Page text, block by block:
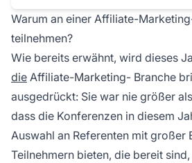
Warum an einer Affiliate-
teilnehmen?
Wie bereits erwähnt, wird dieses
die Affiliate-Marketing- Branche
ausgedrückt: Sie war nie größer
dass die Konferenzen in diesem
Auswahl an Referenten mit großer
Teilnehmern bieten, die bereit